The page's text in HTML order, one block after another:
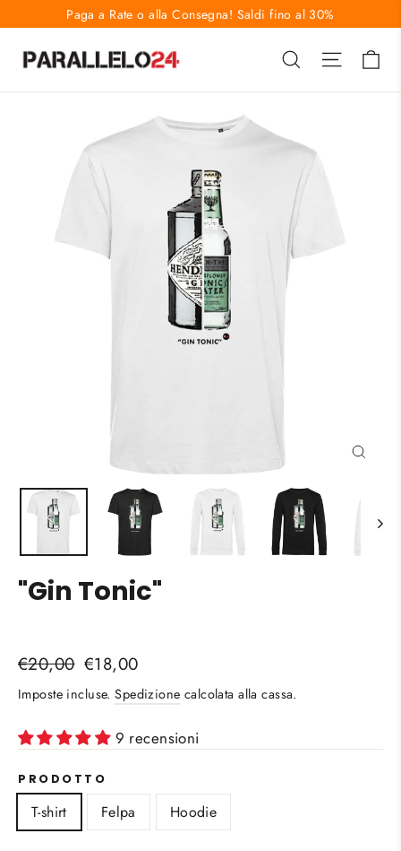
direttamente
Paga a Rate o alla Consegna! Saldi fino al 30%
Cerca
"Gin Tonic"
invalid url input
Prezzo
di
€20,00 Prezzo
scontato
€18,00
Imposte incluse.Spedizione calcolata alla cassa.
9 recensioni
PRODOTTO
T-shirt Felpa Hoodie